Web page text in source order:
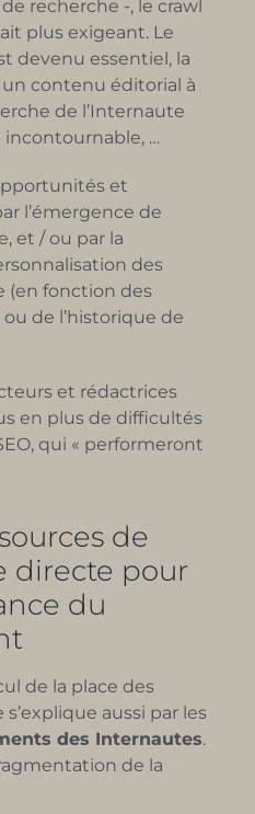
recherche -, le crawl
plus exigeant. Le
devenu essentiel, la
contenu éditorial à
de l’Internaute
incontournable, …
et
l’émergence de
et / ou par la
des
(en fonction des
de l’historique de
et rédactrices
en plus de difficultés
qui « performeront
de
directe pour
du
de la place des
aussi par les
des Internautes.
de la